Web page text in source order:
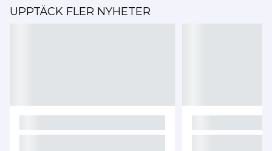
UPPTÄCK FLER NYHETER